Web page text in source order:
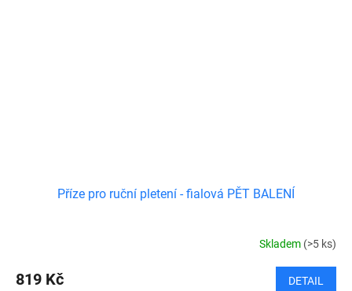
Příze pro ruční pletení - fialová PĚT BALENÍ
Skladem (>5 ks)
819 Kč DETAIL